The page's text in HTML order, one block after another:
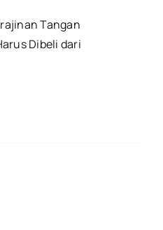
Tangan
Dibeli dari